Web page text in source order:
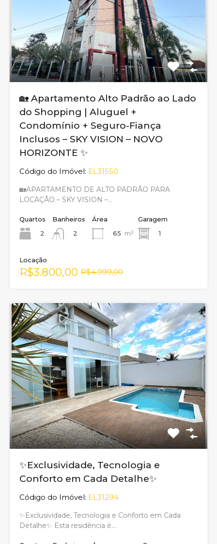
🏡 Apartamento Alto Padrão ao Lado
do Shopping | Aluguel +
Condomínio + Seguro-Fiança
Inclusos – SKY VISION – NOVO
HORIZONTE ✨
Código do Imóvel: EL31550
🏡APARTAMENTO DE ALTO PADRÃO PARA
LOCAÇÃO – SKY VISION –…
Quartos
2
Banheiros
2
Área
65 m²
Garagem
1
Locação
R$3.800,00 R$4.999,00
✨Exclusividade, Tecnologia e
Conforto em Cada Detalhe✨
Código do Imóvel: EL31294
✨Exclusividade, Tecnologia e Conforto em Cada
Detalhe✨ Esta residência é…